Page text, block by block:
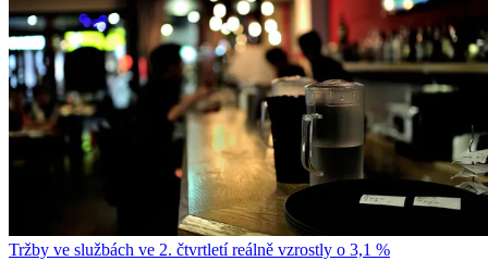
Tržby ve službách ve 2. čtvrtletí reálně vzrostly o 3,1 %